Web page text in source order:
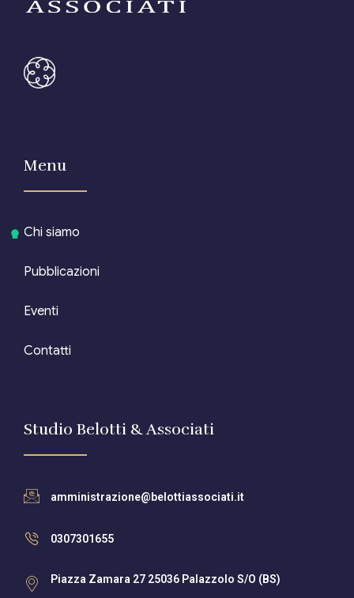
Menu
Chi siamo
Pubblicazioni
Eventi
Contatti
Studio Belotti & Associati
amministrazione@belottiassociati.it
0307301655
Piazza Zamara 27 25036 Palazzolo S/O (BS)